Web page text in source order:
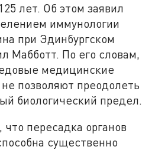
лет. Об этом заявил
иммунологии
при Эдинбургском
Мабботт. По его словам,
медицинские
позволяют преодолеть
биологический предел.
пересадка органов
существенно